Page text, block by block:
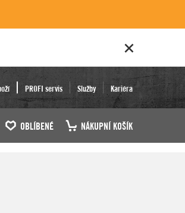
PROFI servis Služby Kariéra
OBLÍBENÉ NÁKUPNÍ KOŠÍK